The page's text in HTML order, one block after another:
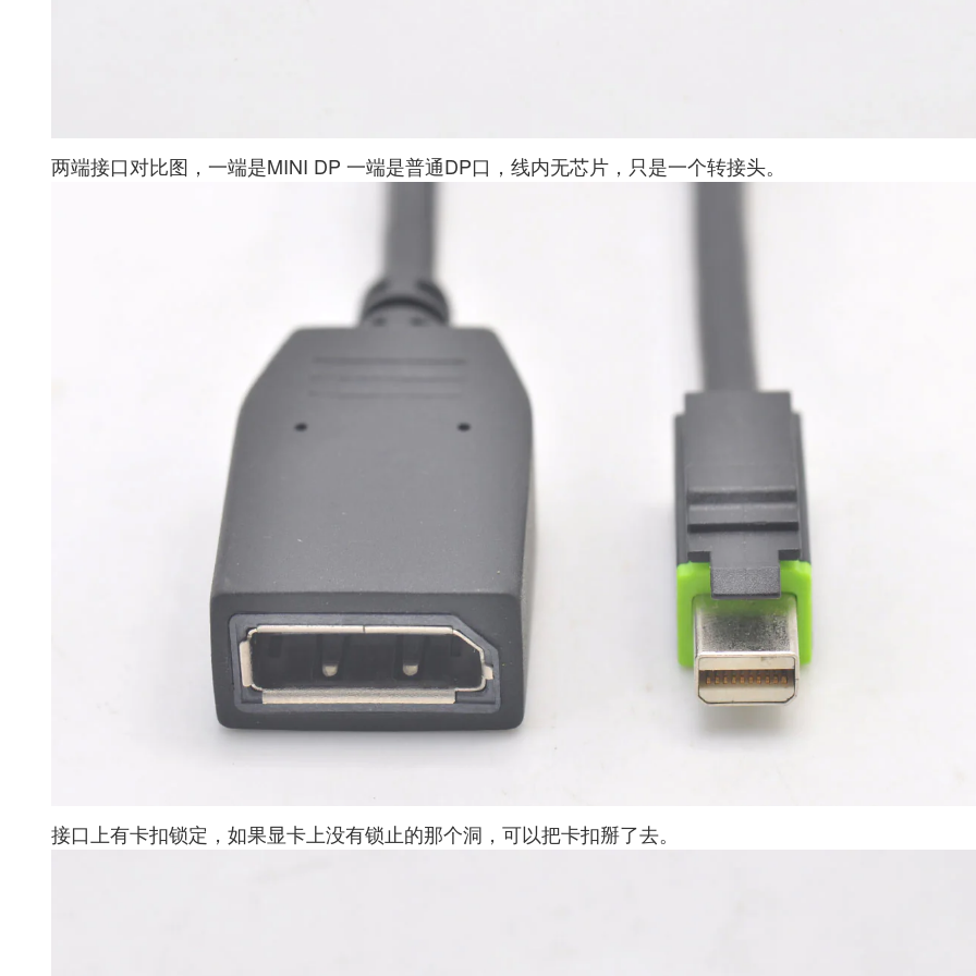
两端接口对比图，一端是MINI DP 一端是普通DP口，线内无芯片，只是一个转接头。
接口上有卡扣锁定，如果显卡上没有锁止的那个洞，可以把卡扣掰了去。